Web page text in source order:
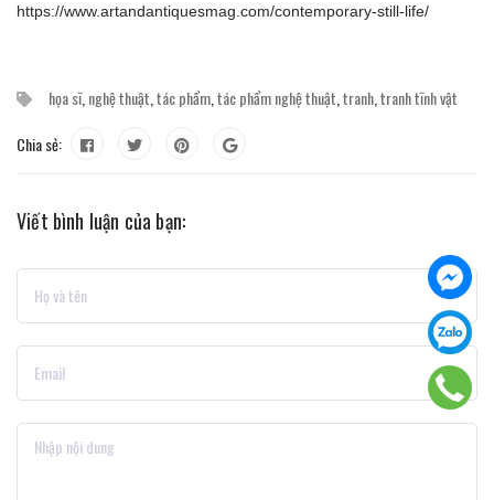
https://www.artandantiquesmag.com/contemporary-still-life/
họa sĩ, nghệ thuật tác phẩm tác phẩm nghệ thuật tranh tranh tĩnh vật
Chia sẻ:
Viết bình luận của bạn: